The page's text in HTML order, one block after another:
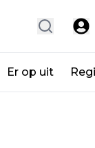
Er op uit